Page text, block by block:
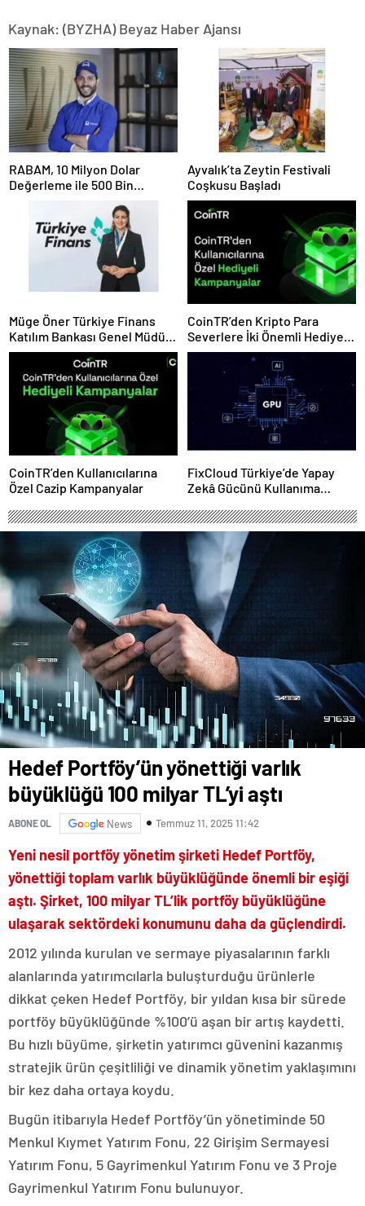
Kaynak: (BYZHA) Beyaz Haber Ajansı
RABAM, 10 Milyon Dolar
Değerleme ile 500 Bin
Ayvalık’ta Zeytin Festivali
Coşkusu Başladı
Müge Öner Türkiye Finans
Katılım Bankası Genel Müdür
Vekili Oldu
CoinTR’den Kripto Para
Severlere İki Önemli Hediye
Kampanyası
CoinTR’den Kullanıcılarına
Özel Cazip Kampanyalar
FixCloud Türkiye’de Yapay
Zekâ Gücünü Kullanıma
Hedef Portföy’ün yönettiği varlık
büyüklüğü 100 milyar TL’yi aştı
ABONE OL News Temmuz 11, 2025 11:42
Yeni nesil portföy yönetim şirketi Hedef Portföy,
yönettiği toplam varlık büyüklüğünde önemli bir eşiği
aştı. Şirket, 100 milyar TL’lik portföy büyüklüğüne
ulaşarak sektördeki konumunu daha da güçlendirdi.
2012 yılında kurulan ve sermaye piyasalarının farklı
alanlarında yatırımcılarla buluşturduğu ürünlerle
dikkat çeken Hedef Portföy, bir yıldan kısa bir sürede
portföy büyüklüğünde %100’ü aşan bir artış kaydetti.
Bu hızlı büyüme, şirketin yatırımcı güvenini kazanmış
stratejik ürün çeşitliliği ve dinamik yönetim yaklaşımını
bir kez daha ortaya koydu.
Bugün itibarıyla Hedef Portföy’ün yönetiminde 50
Menkul Kıymet Yatırım Fonu, 22 Girişim Sermayesi
Yatırım Fonu, 5 Gayrimenkul Yatırım Fonu ve 3 Proje
Gayrimenkul Yatırım Fonu bulunuyor.